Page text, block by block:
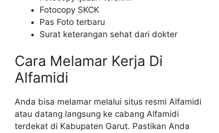
Fotocopy SKCK
Pas Foto terbaru
Surat keterangan sehat dari dokter
Cara Melamar Kerja Di
Alfamidi
Anda bisa melamar melalui situs resmi Alfamidi
atau datang langsung ke cabang Alfamidi
terdekat di Kabupaten Garut. Pastikan Anda